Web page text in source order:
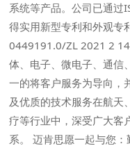
系统等产品。公司已通过
得实用新型专利和外观专
0449191.0/ZL 2021 2
体、电子、微电子、通信
一的将客户服务为导向，
及优质的技术服务在航天
疗等行业中，深受广大客
系。 迈肯思愿一起与您：